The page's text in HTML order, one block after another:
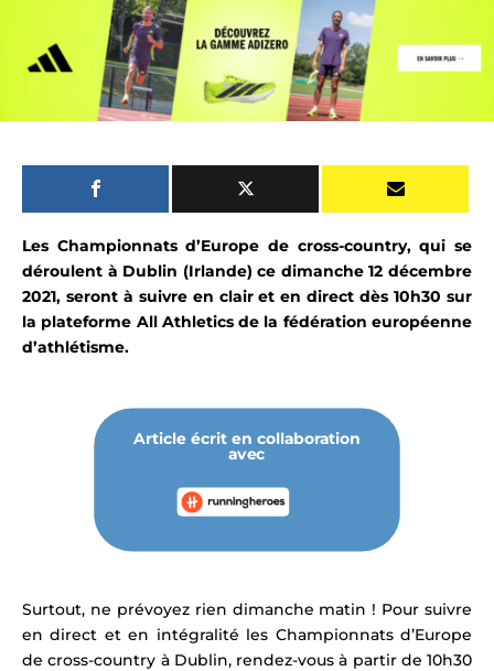
Les Championnats d’Europe de cross-country, qui se
déroulent à Dublin (Irlande) ce dimanche 12 décembre
2021, seront à suivre en clair et en direct dès 10h30 sur
la plateforme All Athleticsde la fédération européenne
d’athlétisme.
Article écrit en collaboration
avec
Surtout, ne prévoyez rien dimanche matin ! Pour suivre
en direct et en intégralité les Championnats d’Europe
de cross-country à Dublin, rendez-vous à partir de 10h30